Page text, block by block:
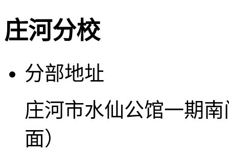
庄河分校
分部地址
庄河市水仙公馆一期
面）